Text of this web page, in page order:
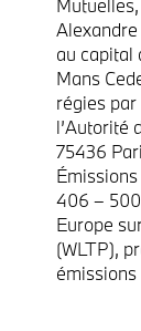
Alexandre
au capital
Mans
régies
l’Autorité
75436
406 –
Europe
(WLTP),